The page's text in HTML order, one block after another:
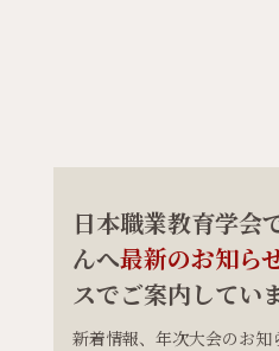
日本職業教育学会
んへ最新のお知ら
スでご案内していま
新着情報、年次大会のお知